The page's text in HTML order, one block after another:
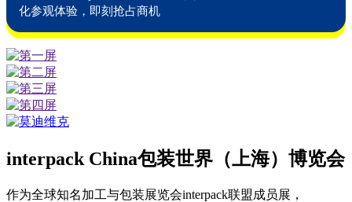
化参观体验，即刻抢占商机
interpack China包装世界（上海）博览会
作为全球知名加工与包装展览会interpack联盟成员展，